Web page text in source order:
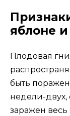
яблоне
Плодовая
быть
недели-двух,
заражен весь